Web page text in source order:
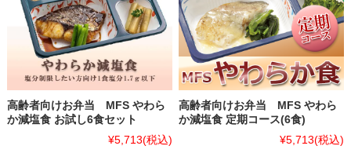
高齢者向けお弁当 MFS やわら
か減塩食 お試し6食セット
¥5,713(税込)
高齢者向けお弁当 MFS やわら
か減塩食 定期コース(6食)
¥5,713(税込)